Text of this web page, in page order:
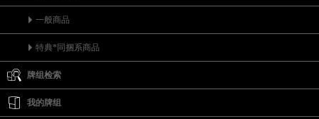
一般商品
特典*同捆系商品
牌组检索
我的牌组